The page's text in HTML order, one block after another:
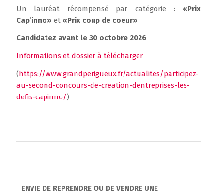
Un lauréat récompensé par catégorie : «Prix
Cap’inno» et «Prix coup de coeur»
Candidatez avant le 30 octobre 2026
Informations et dossier à télécharger
(https://www.grandperigueux.fr/actualites/participez-
au-second-concours-de-creation-dentreprises-les-
defis-capinno/)
ENVIE DE REPRENDRE OU DE VENDRE UNE